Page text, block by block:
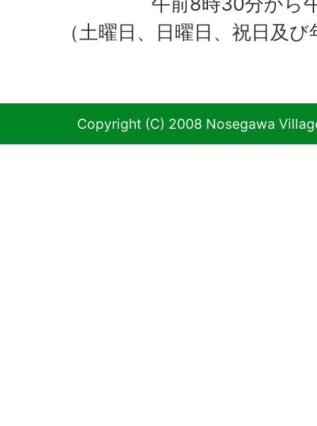
（土曜日、日曜日、祝日及
Copyright (C) 2008 Nosegawa